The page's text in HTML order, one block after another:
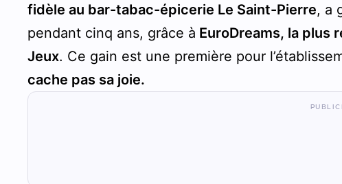
fidèle au bar-tabac-épicerie Le Saint-Pierre, a
pendant cinq ans, grâce à EuroDreams, la plus
Jeux. Ce gain est une première pour
cache pas sa joie.